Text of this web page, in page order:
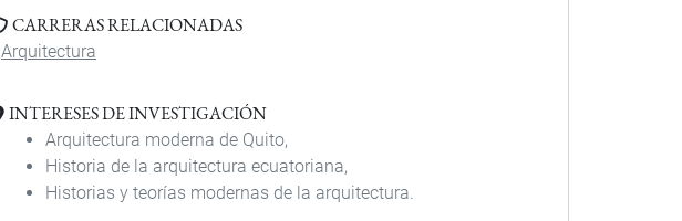
CARRERAS RELACIONADAS
Arquitectura
INTERESES DE INVESTIGACIÓN
Arquitectura moderna de Quito,
Historia de la arquitectura ecuatoriana,
Historias y teorías modernas de la arquitectura.